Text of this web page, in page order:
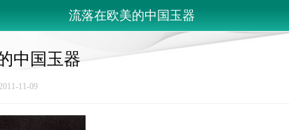
流落在欧美的中国玉器
中国玉器
11-09